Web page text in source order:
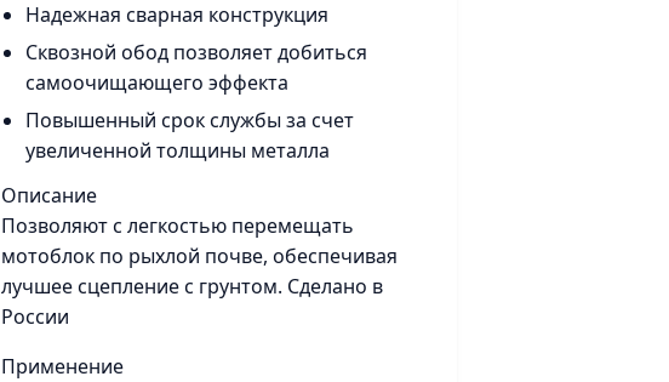
Надежная сварная конструкция
Сквозной обод позволяет добиться
самоочищающего эффекта
Повышенный срок службы за счет
увеличенной толщины металла
Описание
Позволяют с легкостью перемещать
мотоблок по рыхлой почве, обеспечивая
лучшее сцепление с грунтом. Сделано в
России
Применение